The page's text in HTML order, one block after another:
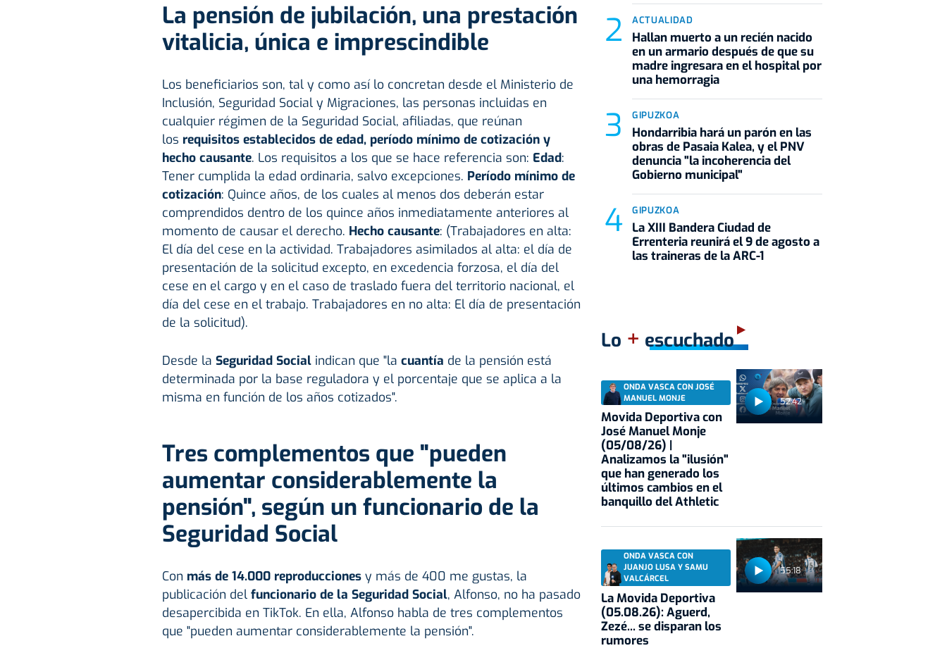
La pensión de jubilación, una prestación
vitalicia, única e imprescindible
Los beneficiarios son, tal y como así lo concretan desde el Ministerio de
Inclusión, Seguridad Social y Migraciones, las personas incluidas en
cualquier régimen de la Seguridad Social, afiliadas, que reúnan
los requisitos establecidos de edad, período mínimo de cotizacióny
hecho causante. Los requisitos a los que se hace referencia son: Edad:
Tener cumplida la edad ordinaria, salvo excepciones. Período mínimo de
cotización: Quince años, de los cuales al menos dos deberán estar
comprendidos dentro de los quince años inmediatamente anteriores al
momento de causar el derecho. Hecho causante: (Trabajadores en alta:
El día del cese en la actividad. Trabajadores asimilados al alta: el día de
presentación de la solicitud excepto, en excedencia forzosa, el día del
cese en el cargo y en el caso de traslado fuera del territorio nacional, el
día del cese en el trabajo. Trabajadores en no alta: El día de presentación
de la solicitud).
Desde la Seguridad Social indican que "la cuantía de la pensión está
determinada por la base reguladora y el porcentaje que se aplica a la
misma en función de los años cotizados".
Tres complementos que "pueden
aumentar considerablemente la
pensión", según un funcionario de la
Seguridad Social
Con más de 14.000 reproducciones y más de 400 me gustas, la
publicación del funcionario de la Seguridad Social, Alfonso, no ha pasado
desapercibida en TikTok. En ella, Alfonso habla de tres complementos
que "pueden aumentar considerablemente la pensión".
ACTUALIDAD
Hallan muerto a un recién nacido
en un armario después de que su
madre ingresara en el hospital por
una hemorragia
GIPUZKOA
Hondarribia hará un parón en las
obras de Pasaia Kalea, y el PNV
denuncia "la incoherencia del
Gobierno municipal"
GIPUZKOA
La XIII Bandera Ciudad de
Errenteria reunirá el 9 de agosto a
las traineras de la ARC-1
Lo + escuchado
52:42
ONDA VASCA CON JOSÉ
MANUEL MONJE
Movida Deportiva con
José Manuel Monje
(05/08/26) |
Analizamos la "ilusión"
que han generado los
últimos cambios en el
banquillo del Athletic
55:18
ONDA VASCA CON
JUANJO LUSA Y SAMU
VALCÁRCEL
La Movida Deportiva
(05.08.26): Aguerd,
Zezé... se disparan los
rumores